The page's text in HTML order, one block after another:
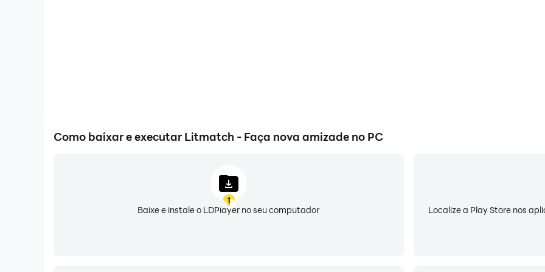
Conheça seus novos amigos com uma conversa em tempo real por texto. Crie uma nova conexão assim
🎙 JOGO DE VOZ - DESTÁQUE-SE COM SUA VOZ!
Faça uma breve chamada de voz para se conhecerem melhor.
Como baixar e executar Litmatch - Faça nova amizade no PC
1
Baixe e instale o LDPlayer no seu computador
Localize a Play Store nos